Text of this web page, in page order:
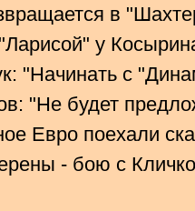
в
у
"Начинать с
"Не будет
Евро поехали
- бою с